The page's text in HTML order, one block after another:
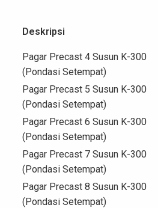
Deskripsi
Pagar Precast 4 Susun K-300
(Pondasi Setempat)
Pagar Precast 5 Susun K-300
(Pondasi Setempat)
Pagar Precast 6 Susun K-300
(Pondasi Setempat)
Pagar Precast 7 Susun K-300
(Pondasi Setempat)
Pagar Precast 8 Susun K-300
(Pondasi Setempat)